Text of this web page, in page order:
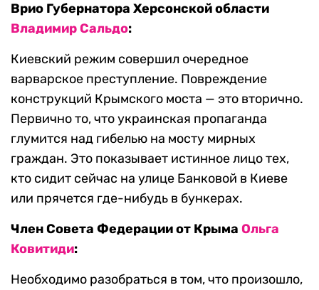
Врио Губернатора Херсонской области
Владимир Сальдо:
Киевский режим совершил очередное
варварское преступление. Повреждение
конструкций Крымского моста — это вторично.
Первично то, что украинская пропаганда
глумится над гибелью на мосту мирных
граждан. Это показывает истинное лицо тех,
кто сидит сейчас на улице Банковой в Киеве
или прячется где-нибудь в бункерах.
Член Совета Федерации от Крыма Ольга
Ковитиди:
Необходимо разобраться в том, что произошло,